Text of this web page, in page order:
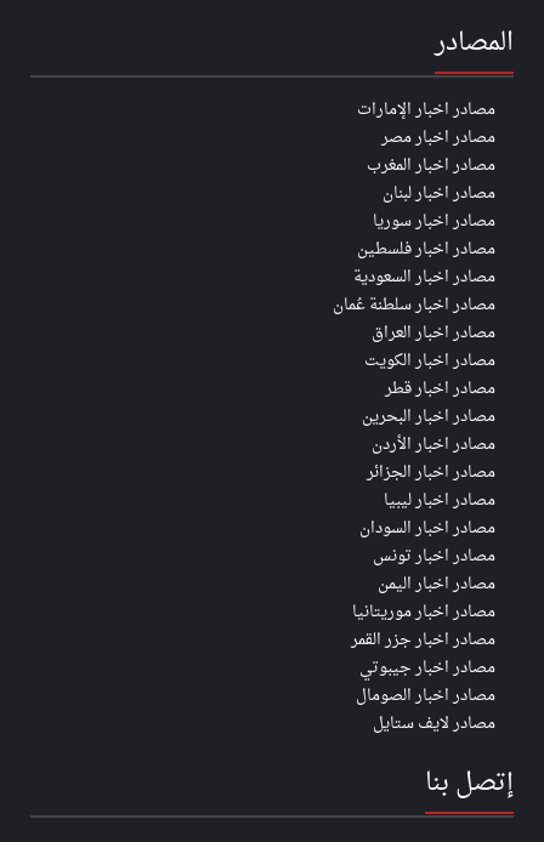
المصادر
مصادر اخبار الإمارات
مصادر اخبار مصر
مصادر اخبار المغرب
مصادر اخبار لبنان
مصادر اخبار سوريا
مصادر اخبار فلسطين
مصادر اخبار السعودية
مصادر اخبار سلطنة عُمان
مصادر اخبار العراق
مصادر اخبار الكويت
مصادر اخبار قطر
مصادر اخبار البحرين
مصادر اخبار الأردن
مصادر اخبار الجزائر
مصادر اخبار ليبيا
مصادر اخبار السودان
مصادر اخبار تونس
مصادر اخبار اليمن
مصادر اخبار موريتانيا
مصادر اخبار جزر القمر
مصادر اخبار جيبوتي
مصادر اخبار الصومال
مصادر لايف ستايل
إتصل بنا